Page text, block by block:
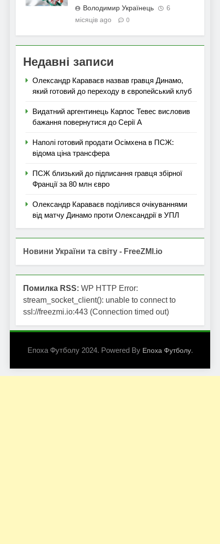
Володимир Українець
6
місяців ago
0
Недавні записи
Олександр Караваєв назвав гравця Динамо,
який готовий до переходу в європейський клуб
Видатний аргентинець Карлос Тевес висловив
бажання повернутися до Серії А
Наполі готовий продати Осімхена в ПСЖ:
відома ціна трансфера
ПСЖ близький до підписання гравця збірної
Франції за 80 млн євро
Олександр Караваєв поділився очікуваннями
від матчу Динамо проти Олександрії в УПЛ
Новини України та світу - FreeZMI.io
Помилка RSS: WP HTTP Error:
stream_socket_client(): unable to connect to
ssl://freezmi.io:443 (Connection timed out)
Епоха Футболу 2024. Powered By Епоха Футболу.